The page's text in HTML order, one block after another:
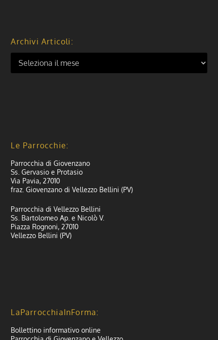
Archivi Articoli:
Le Parrocchie:
Parrocchia di Giovenzano
Ss. Gervasio e Protasio
Via Pavia, 27010
fraz. Giovenzano di Vellezzo Bellini (PV)
Parrocchia di Vellezzo Bellini
Ss. Bartolomeo Ap. e Nicolò V.
Piazza Rognoni, 27010
Vellezzo Bellini (PV)
LaParrocchiaInForma:
Bollettino informativo online